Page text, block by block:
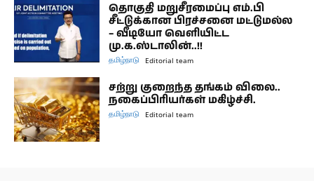
தொகுதி மறுசீரமைப்பு எம்.பி
சீட்டுக்கான பிரச்சனை மட்டுமல்ல
– வீடியோ வெளியிட்ட
மு.க.ஸ்டாலின்..!!
தமிழ்நாடு Editorial team
சற்று குறைந்த தங்கம் விலை..
நகைப்பிரியர்கள் மகிழ்ச்சி.
தமிழ்நாடு Editorial team